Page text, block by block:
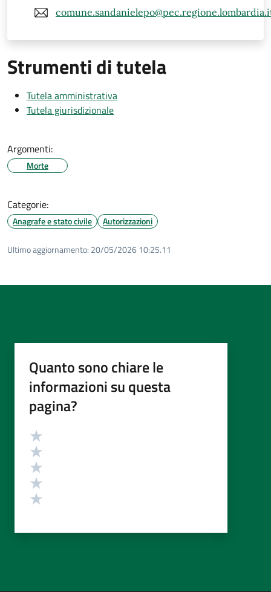
Strumenti di tutela
Tutela amministrativa
Tutela giurisdizionale
Argomenti:
Morte
Categorie:
Anagrafe e stato civile Autorizzazioni
Ultimo aggiornamento: 20/05/2026 10:25.11
Quanto sono chiare le
informazioni su questa
pagina?
Valutazione